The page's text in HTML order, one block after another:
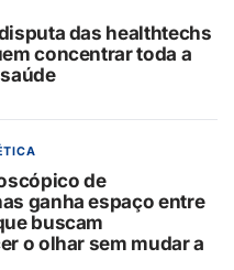
das healthtechs
concentrar toda a
de
ganha espaço entre
buscam
o olhar sem mudar a